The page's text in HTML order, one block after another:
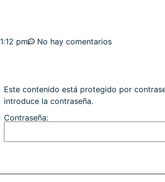
1:12 pm No hay comentarios
Este contenido está protegido por
introduce la contraseña.
Contraseña: